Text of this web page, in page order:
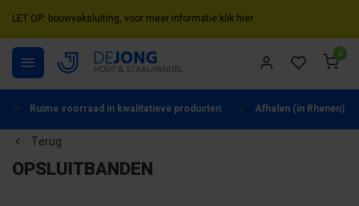
LET OP: bouwvaksluiting, voor meer informatie klik hier.
0
Ruime voorraad in kwalitatieve producten Afhalen (in Rhenen)
Terug
OPSLUITBANDEN